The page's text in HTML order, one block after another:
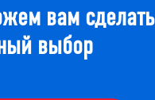
вам сделать
выбор